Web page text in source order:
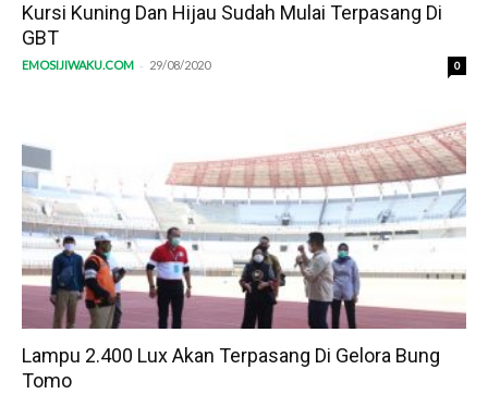
Kursi Kuning Dan Hijau Sudah Mulai Terpasang Di
GBT
EMOSIJIWAKU.COM - 29/08/2020 0
Lampu 2.400 Lux Akan Terpasang Di Gelora Bung
Tomo